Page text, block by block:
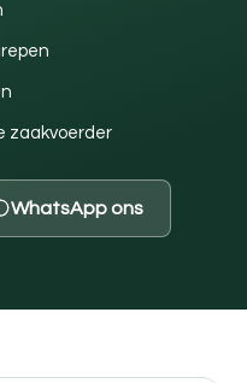
zaakvoerder
WhatsApp ons